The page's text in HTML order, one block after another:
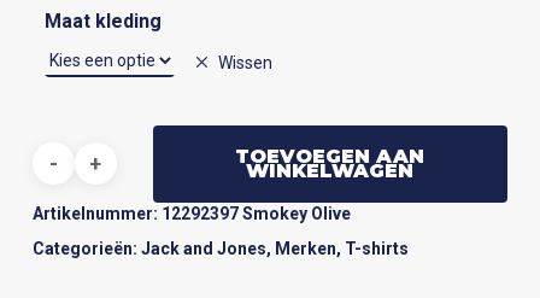
Maat kleding
Wissen
TOEVOEGEN AAN
WINKELWAGEN
Artikelnummer: 12292397 Smokey Olive
Categorieën: Jack and Jones, Merken, T-shirts